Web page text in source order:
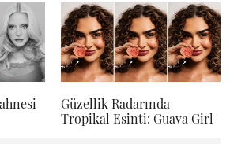
Güzellik Radarında
Tropikal Esinti: Guava Girl